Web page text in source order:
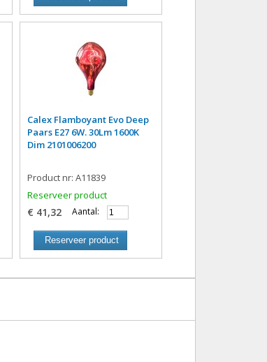
Calex Flamboyant Evo Deep
Paars E27 6W. 30Lm 1600K
Dim 2101006200
Product nr: A11839
Reserveer product
€ 41,32 Aantal:
Reserveer product